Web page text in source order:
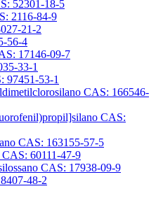
52301-18-5
2116-84-9
21-2
56-4
17146-09-7
33-1
97451-53-1
CAS: 166546-
CAS:
CAS: 163155-57-5
60111-47-9
CAS: 17938-09-9
48-2